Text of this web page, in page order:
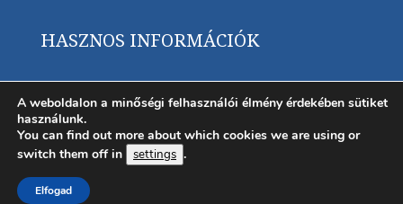
HASZNOS INFORMÁCIÓK
A weboldalon a minőségi felhasználói élmény érdekében sütiket
használunk.
You can find out more about which cookies we are using or
switch them off in
settings .
Elfogad